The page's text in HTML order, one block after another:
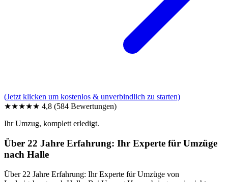
(Jetzt klicken um kostenlos & unverbindlich zu starten)
★★★★★ 4,8 (584 Bewertungen)
Ihr Umzug, komplett erledigt.
Über 22 Jahre Erfahrung: Ihr Experte für Umzüge
nach Halle
Über 22 Jahre Erfahrung: Ihr Experte für Umzüge von